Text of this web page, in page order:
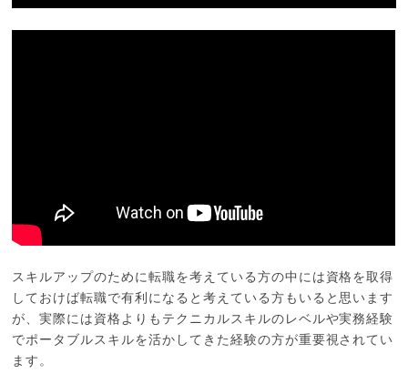
スキルアップのために転職を考えている方の中には資格を取得
しておけば転職で有利になると考えている方もいると思います
が、実際には資格よりもテクニカルスキルのレベルや実務経験
でポータブルスキルを活かしてきた経験の方が重要視されてい
ます。